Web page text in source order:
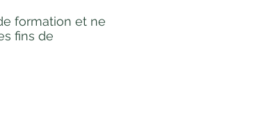
formation et ne
fins de